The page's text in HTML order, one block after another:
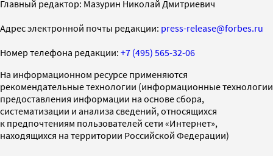
Главный редактор: Мазурин Николай Дмитриевич
Адрес электронной почты редакции: press-release@forbes.ru
Номер телефона редакции: +7 (495) 565-32-06
На информационном ресурсе применяются
рекомендательные технологии (информационные технологии
предоставления информации на основе сбора,
систематизации и анализа сведений, относящихся
к предпочтениям пользователей сети «Интернет»,
находящихся на территории Российской Федерации)